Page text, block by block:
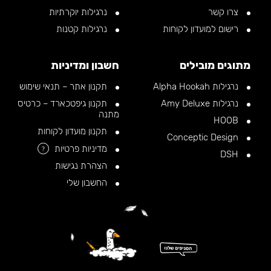
צרו קשר
רישום למועדון לקוחות
נרגילות יוקרתיות
נרגילות קטנות
מתוגים מובילים
נרגילות Alpha Hookah
נרגילות Amy Deluxe
חשבון ומדיניות
תקנון אתר – תנאי שימוש
תקנון גיפטכארד – כרטיס
מתנה
תקנון מועדון לקוחות
מדיניות פרטיות
?
הצהרת נגישות
החשבון שלי